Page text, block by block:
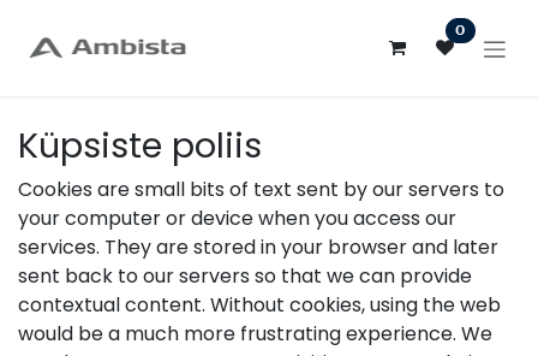
0
Küpsiste poliis
Cookies are small bits of text sent by our servers to
your computer or device when you access our
services. They are stored in your browser and later
sent back to our servers so that we can provide
contextual content. Without cookies, using the web
would be a much more frustrating experience. We